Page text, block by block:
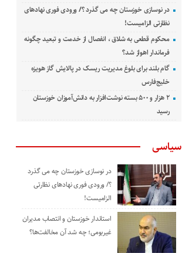
در نوسازی خوزستان چه می گذرد ؟/ ورودی فوری نهادهای
نظارتی الزامیست!
محکوم قطعی به شلاق ، انفصال از خدمت و تبعید چگونه
فرماندار اهواز شد؟
گام بلند برای بلوغ مدیریت ریسک در پالایش گاز هویزه
خلیج‌فارس
۲ هزار و ۵۰۰ بسته نوشت‌افزار به دانش‌آموزان خوزستان
رسید
سیاسی
در نوسازی خوزستان چه می گذرد
؟/ ورودی فوری نهادهای نظارتی
الزامیست!
استاندار خوزستان و انتصاب مدیران
غیربومی؛ چه شد آن مخالفت‌ها؟